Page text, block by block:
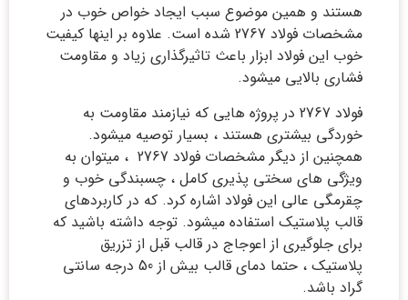
هستند و همین موضوع سبب ایجاد خواص خوب در
مشخصات فولاد 2767 شده است. علاوه بر اینها کیفیت
خوب این فولاد ابزار باعث تاثیرگذاری زیاد و مقاومت
فشاری بالایی میشود.
فولاد 2767 در پروژه هایی که نیازمند مقاومت به
خوردگی بیشتری هستند ، بسیار توصیه میشود.
همچنین از دیگر مشخصات فولاد 2767 ، میتوان به
ویژگی های سختی پذیری کامل ، چسبندگی خوب و
چقرمگی عالی این فولاد اشاره کرد. که در کاربردهای
قالب پلاستیک استفاده میشود. توجه داشته باشید که
برای جلوگیری از اعوجاج در قالب قبل از تزریق
پلاستیک ، حتما دمای قالب بیش از 50 درجه سانتی
گراد باشد.